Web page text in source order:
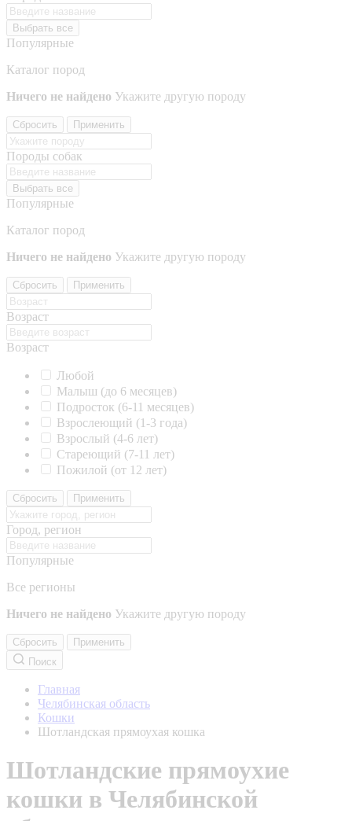
Выбрать все
Популярные
Каталог пород
Ничего не найдено Укажите другую породу
Сбросить Применить
Породы собак
Выбрать все
Популярные
Каталог пород
Ничего не найдено Укажите другую породу
Сбросить Применить
Возраст
Возраст
Любой
Малыш (до 6 месяцев)
Подросток (6-11 месяцев)
Взрослеющий (1-3 года)
Взрослый (4-6 лет)
Стареющий (7-11 лет)
Пожилой (от 12 лет)
Сбросить Применить
Город, регион
Популярные
Все регионы
Ничего не найдено Укажите другую породу
Сбросить
Применить
Поиск
Главная
Челябинская область
Кошки
Шотландская прямоухая кошка
Шотландские прямоухие
кошки в Челябинской